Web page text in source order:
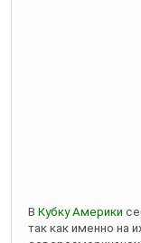
В Кубку Америки
так как именно на